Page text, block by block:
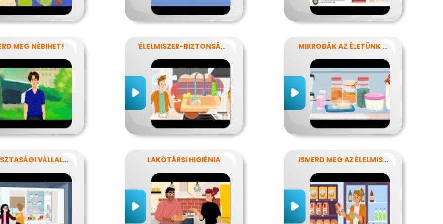
MEG NÉBIHET! ÉLELMISZER-BIZTONSÁG, NÉBIH, EFSA MIKROBÁK AZ ÉLETÜNK SZÁMOS TERÜLETÉN
KÉZTISZTASÁGI VÁLLALAT LAKÓTÁRSI HIGIÉNIA ISMERD MEG AZ ÉLELMISZEREK TITKAIT!